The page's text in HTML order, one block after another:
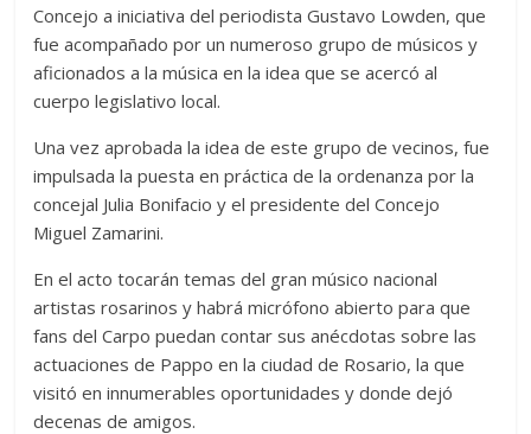
Concejo a iniciativa del periodista Gustavo Lowden, que
fue acompañado por un numeroso grupo de músicos y
aficionados a la música en la idea que se acercó al
cuerpo legislativo local.
Una vez aprobada la idea de este grupo de vecinos, fue
impulsada la puesta en práctica de la ordenanza por la
concejal Julia Bonifacio y el presidente del Concejo
Miguel Zamarini.
En el acto tocarán temas del gran músico nacional
artistas rosarinos y habrá micrófono abierto para que
fans del Carpo puedan contar sus anécdotas sobre las
actuaciones de Pappo en la ciudad de Rosario, la que
visitó en innumerables oportunidades y donde dejó
decenas de amigos.